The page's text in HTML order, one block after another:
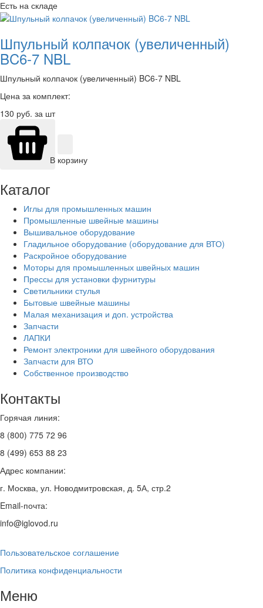
Есть на складе
Шпульный колпачок (увеличенный)
BC6-7 NBL
Шпульный колпачок (увеличенный) BC6-7 NBL
Цена за комплект:
130 руб. за шт
В корзину
Каталог
Иглы для промышленных машин
Промышленные швейные машины
Вышивальное оборудование
Гладильное оборудование (оборудование для ВТО)
Раскройное оборудование
Моторы для промышленных швейных машин
Прессы для установки фурнитуры
Светильники стулья
Бытовые швейные машины
Малая механизация и доп. устройства
Запчасти
ЛАПКИ
Ремонт электроники для швейного оборудования
Запчасти для ВТО
Собственное производство
Контакты
Горячая линия:
8 (800) 775 72 96
8 (499) 653 88 23
Адрес компании:
г. Москва, ул. Новодмитровская, д. 5А, стр.2
Email-почта:
info@iglovod.ru
Пользовательское соглашение
Политика конфиденциальности
Меню